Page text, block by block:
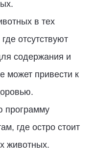
в тех
отсутствуют
содержания и
может привести к
программу
где остро стоит
животных.